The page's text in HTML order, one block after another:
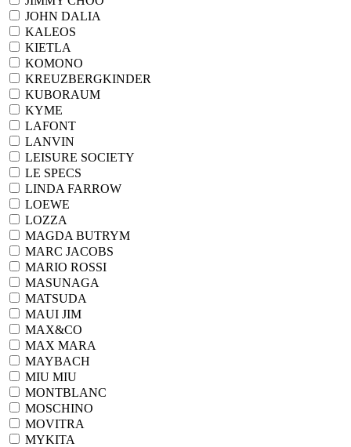
JOHN DALIA
KALEOS
KIETLA
KOMONO
KREUZBERGKINDER
KUBORAUM
KYME
LAFONT
LANVIN
LEISURE SOCIETY
LE SPECS
LINDA FARROW
LOEWE
LOZZA
MAGDA BUTRYM
MARC JACOBS
MARIO ROSSI
MASUNAGA
MATSUDA
MAUI JIM
MAX&CO
MAX MARA
MAYBACH
MIU MIU
MONTBLANC
MOSCHINO
MOVITRA
MYKITA